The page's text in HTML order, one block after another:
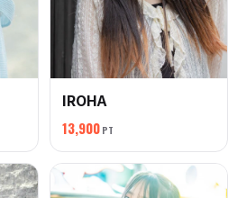
IROHA
13,900 PT